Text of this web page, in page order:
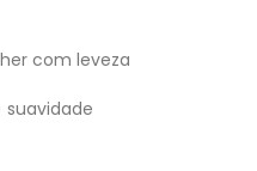
com leveza